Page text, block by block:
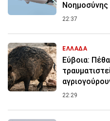
Νοημοσύνης
22:37
ΕΛΛΑΔΑ
Εύβοια:
22:29